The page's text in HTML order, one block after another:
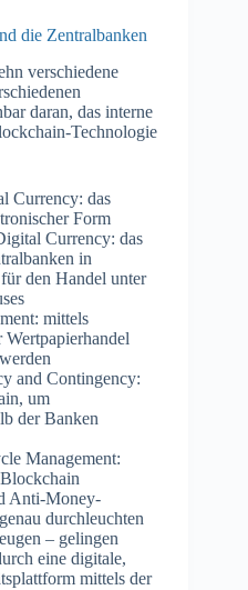
die Zentralbanken
verschiedene
daran, das interne
Technologie
Currency: das
Form
Currency: das
in
den Handel unter
mittels
and Contingency:
um
der Banken
Management:
Anti-Money-
durchleuchten
– gelingen
eine digitale,
mittels der